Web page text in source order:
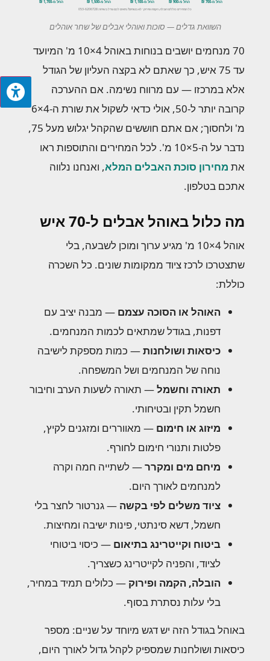
החל מ-700 ₪ החל מ-900 ₪ החל מ-1,100 ₪ החל מ-1,500 ₪
החל מ-1,700 ₪
כל המחירים כוללים הובלה, הקמה ופירוק · לא בטוחים? נתאים לכם גודל בשיחה: 053-6206728
השוואת גדלים — סוכות ואוהלי אבלים של שחר אוהלים
70 מנחמים יושבים בנוחות באוהל 4×10 מ' המיועד
עד 75 איש, כך שאתם לא בקצה העליון של הגודל
אלא במרכזו — עם מרווח נשימה. אם ההערכה
קרובה יותר ל-50, אולי כדאי לשקול את שורת ה-4×6
מ' ולחסוך; אם אתם חוששים שהקהל יגלוש מעל 75,
נדבר על ה-5×10 מ'. לכל המחירים והתוספות ראו
את מחירון סוכת האבלים המלא, ואנחנו נלווה
אתכם בטלפון.
מה כלול באוהל אבלים ל-70 איש
אוהל 4×10 מ' מגיע ערוך ומוכן לשבעה, בלי
שתצטרכו לרכז ציוד ממקומות שונים. כל השכרה
כוללת:
האוהל או הסוכה עצמם — מבנה יציב עם
דפנות, בגודל שמתאים לכמות המנחמים.
כיסאות ושולחנות— כמות מספקת לישיבה
נוחה של המנחמים ושל המשפחה.
תאורה וחשמל— תאורה לשעות הערב וחיבור
חשמל תקין ובטיחותי.
מיזוג או חימום — מאווררים ומזגנים לקיץ,
פלטות ותנורי חימום לחורף.
מיחם מים ומקרר— לשתייה חמה וקרה
למנחמים לאורך היום.
ציוד משלים לפי בקשה — גנרטור לחצר בלי
חשמל, דשא סינתטי, פינות ישיבה ומחיצות.
ביטוח וקייטרינג בתיאום — כיסוי ביטוחי
לציוד, והפניה לקייטרינג כשצריך.
הובלה, הקמה ופירוק — כלולים תמיד במחיר,
בלי עלות נסתרת בסוף.
באוהל בגודל הזה יש דגש מיוחד על שניים: מספר
כיסאות ושולחנות שמספיק לקהל גדול לאורך היום,